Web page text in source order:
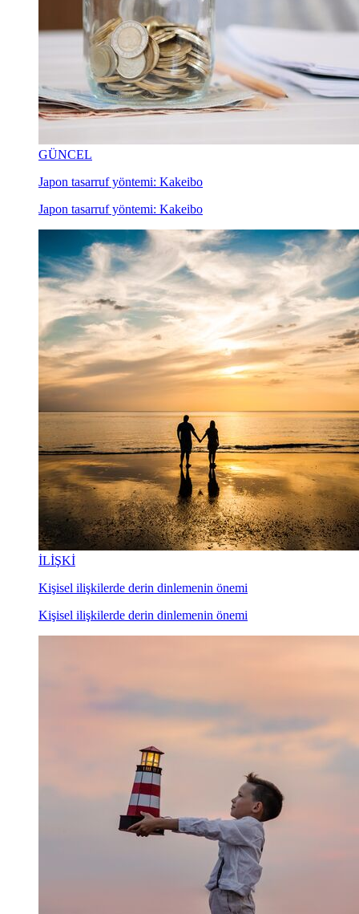
GÜNCEL
Japon tasarruf yöntemi: Kakeibo
Japon tasarruf yöntemi: Kakeibo
İLİŞKİ
Kişisel ilişkilerde derin dinlemenin önemi
Kişisel ilişkilerde derin dinlemenin önemi